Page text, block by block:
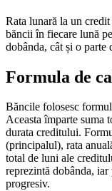
Rata lunară la un
băncii în fiecare lună
dobânda, cât și o
Formula de
Băncile folosesc
Aceasta împarte suma
durata creditului.
(principalul), rata
total de luni ale
reprezintă dobânda,
progresiv.